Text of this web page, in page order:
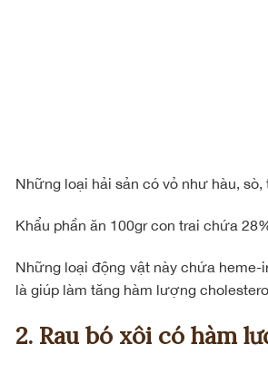
Những loại hải sản có vỏ như hàu,
Khẩu phần ăn 100gr con trai chứa
Những loại động vật này chứa
là giúp làm tăng hàm lượng
2. Rau bó xôi có hàm